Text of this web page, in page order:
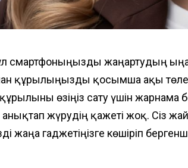
смартфоныңызды жаңартудың
құрылғыңызды қосымша ақы
өзіңіз сату үшін
жүрудің қажеті жоқ. Сіз жай
жаңа гаджетіңізге көшіріп